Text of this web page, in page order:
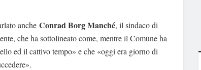
anche Conrad Borg Manché, il sindaco di
che ha sottolineato come, mentre il Comune ha
ed il cattivo tempo» e che «oggi era giorno di